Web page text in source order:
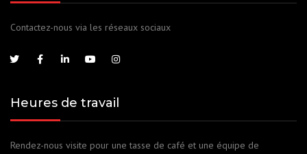
Contactez-nous via les réseaux sociaux
Heures de travail
Rendez-nous visite pour une tasse de café et une équipe de